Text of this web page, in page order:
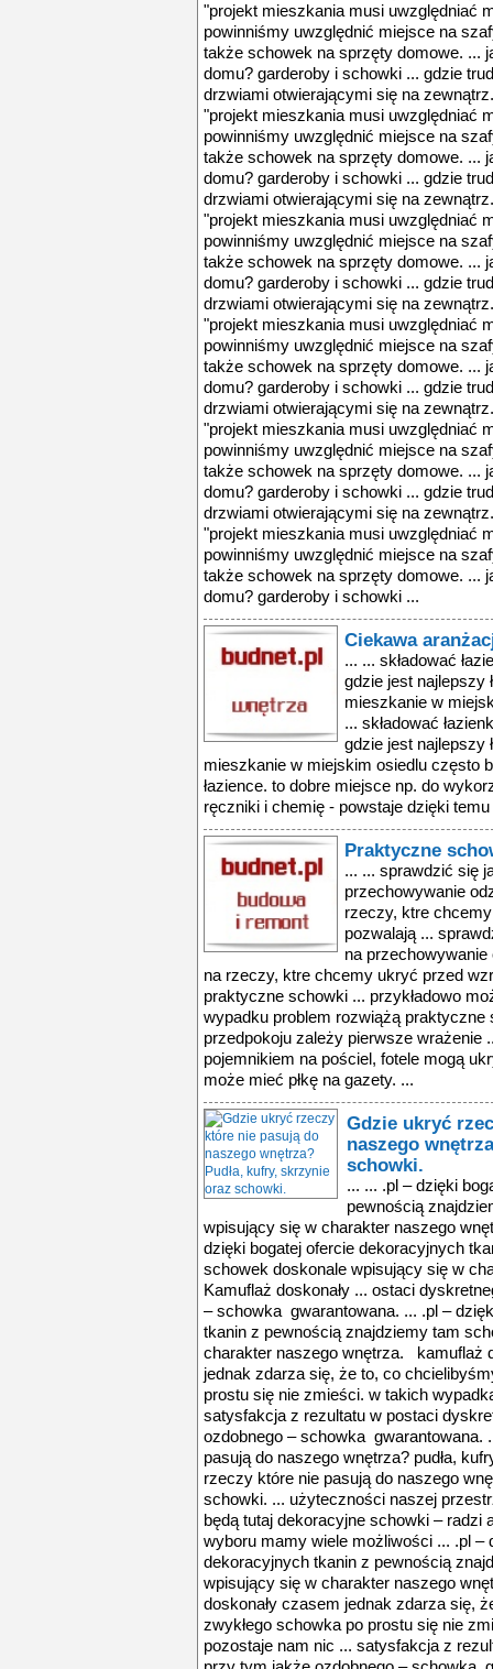
"projekt mieszkania musi uwzględniać
powinniśmy uwzględnić miejsce na
także schowek na sprzęty domowe. ...
domu? garderoby i schowki ... gdzie
drzwiami otwierającymi się na
"projekt mieszkania musi uwzględniać
powinniśmy uwzględnić miejsce na
także schowek na sprzęty domowe. ...
domu? garderoby i schowki ... gdzie
drzwiami otwierającymi się na
"projekt mieszkania musi uwzględniać
powinniśmy uwzględnić miejsce na
także schowek na sprzęty domowe. ...
domu? garderoby i schowki ... gdzie
drzwiami otwierającymi się na
"projekt mieszkania musi uwzględniać
powinniśmy uwzględnić miejsce na
także schowek na sprzęty domowe. ...
domu? garderoby i schowki ... gdzie
drzwiami otwierającymi się na
"projekt mieszkania musi uwzględniać
powinniśmy uwzględnić miejsce na
także schowek na sprzęty domowe. ...
domu? garderoby i schowki ... gdzie
drzwiami otwierającymi się na
"projekt mieszkania musi uwzględniać
powinniśmy uwzględnić miejsce na
także schowek na sprzęty domowe. ...
domu? garderoby i schowki ...
Ciekawa
... ... składować
gdzie jest najlepszy
mieszkanie w
... składować
gdzie jest najlepszy
mieszkanie w miejskim osiedlu często
łazience. to dobre miejsce np. do
ręczniki i chemię - powstaje dzięki
Praktyczne
... ... sprawdzić się
przechowywanie
rzeczy, ktre
pozwalają ...
na
na rzeczy, ktre chcemy ukryć przed
praktyczne schowki ... przykładowo
wypadku problem rozwiążą
przedpokoju zależy pierwsze wrażenie
pojemnikiem na pościel, fotele mogą
może mieć płkę na gazety. ...
Gdzie ukryć
naszego
schowki.
... ... .pl – dzięki
pewnością
wpisujący się w charakter naszego
dzięki bogatej ofercie dekoracyjnych
schowek doskonale wpisujący się w
Kamuflaż doskonały ... ostaci
– schowka gwarantowana. ... .pl –
tkanin z pewnością znajdziemy tam
charakter naszego wnętrza. kamuflaż
jednak zdarza się, że to, co
prostu się nie zmieści. w takich
satysfakcja z rezultatu w postaci
ozdobnego – schowka gwarantowana.
pasują do naszego wnętrza? pudła,
rzeczy które nie pasują do naszego
schowki. ... użyteczności naszej
będą tutaj dekoracyjne schowki – radzi
wyboru mamy wiele możliwości ... .pl –
dekoracyjnych tkanin z pewnością
wpisujący się w charakter naszego
doskonały czasem jednak zdarza się,
zwykłego schowka po prostu się nie
pozostaje nam nic ... satysfakcja z